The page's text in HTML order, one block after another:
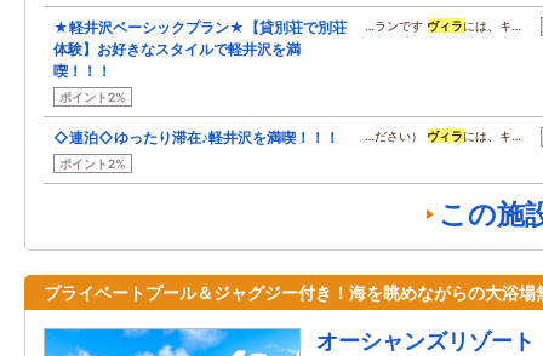
★軽井沢ベーシックプラン★【貸別荘で別荘
体験】お好きなスタイルで軽井沢を満
喫！！！
ポイント2%
…ランです ヴィラには、キ…
◇連泊◇ゆったり滞在♪軽井沢を満喫！！！
ポイント2%
…ださい） ヴィラには、キ…
この施
プライベートプール＆ジャグジー付き！海を眺めながらの大浴場
オーシャンズリゾー